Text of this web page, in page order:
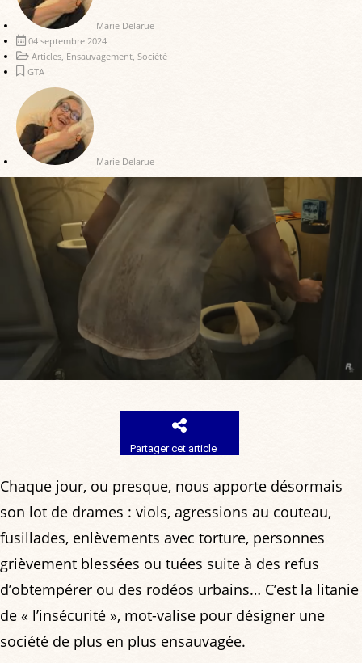
Marie Delarue
04 septembre 2024
Articles Ensauvagement Société
GTA
Marie Delarue
Partager cet article
Chaque jour, ou presque, nous apporte désormais
son lot de drames : viols, agressions au couteau,
fusillades, enlèvements avec torture, personnes
grièvement blessées ou tuées suite à des refus
d’obtempérer ou des rodéos urbains… C’est la litanie
de « l’insécurité », mot-valise pour désigner une
société de plus en plus ensauvagée.